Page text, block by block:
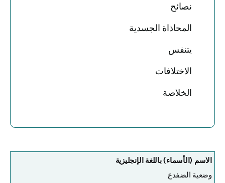
نصائح
المحاذاة الجسدية
يتنفس
الاختلافات
الخلاصة
الاسم (الأسماء) باللغة الإنجليزية
وضعية الضفدع